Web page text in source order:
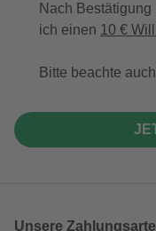
Nach
ich einen 10 €
Bitte beachte
Unsere